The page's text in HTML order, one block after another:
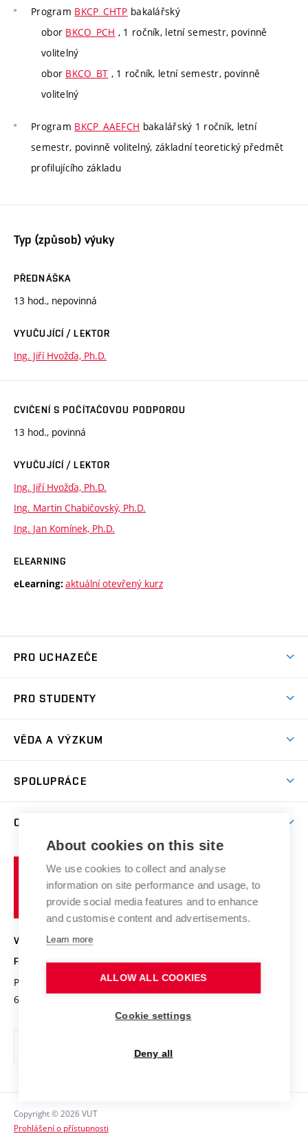
Program BKCP_CHTP bakalářský
obor BKCO_PCH , 1 ročník, letní semestr, povinně
volitelný
obor BKCO_BT , 1 ročník, letní semestr, povinně
volitelný
Program BKCP_AAEFCH bakalářský 1 ročník, letní
semestr, povinně volitelný, základní teoretický předmět
profilujícího základu
Typ (způsob) výuky
PŘEDNÁŠKA
13 hod., nepovinná
VYUČUJÍCÍ / LEKTOR
Ing. Jiří Hvožďa, Ph.D.
CVIČENÍ S POČÍTAČOVOU PODPOROU
13 hod., povinná
VYUČUJÍCÍ / LEKTOR
Ing. Jiří Hvožďa, Ph.D.
Ing. Martin Chabičovský, Ph.D.
Ing. Jan Komínek, Ph.D.
ELEARNING
eLearning: aktuální otevřený kurz
PRO UCHAZEČE
Jak se dostat na FCH
Den otevřených dveří
E-přihláška
PRO STUDENTY
Studijní programy
Pro prváky
Knihovna
Studium a stáže v zahraničí
Pracovní nabídky
Den chemie
Chemici z VUT
Stipendia
Studijní předpisy
VĚDA A VÝZKUM
Výzkumné skupiny
Výsledky VaV
Projekty
Úspěchy a ocenění
Konference a soutěže
Kvalifikační řízení
SPOLUPRÁCE
Fórum Chemistry and Life
Střední školy a FCH
Popularizace vědy
O FAKULTĚ
Organizační struktura
Historie fakulty
Kalendář akcí
Fotogalerie
Absolventi
Reklamní předměty
Fakultní časopis
Ochrana osobních údajů
Kontakty
Vysoké
učení
technické
v
VYSOKÉ UČENÍ TECHNICKÉ V BRNĚ
FAKULTA CHEMICKÁ
Purkyňova 464/118
612 00 Brno
www.fch.vut.cz
Copyright © 2026 VUT
Prohlášení o přístupnosti
About cookies on this site
We use cookies to collect and analyse
information on site performance and usage, to
provide social media features and to enhance
and customise content and advertisements.
Learn more
ALLOW ALL COOKIES
Cookie settings
Deny all